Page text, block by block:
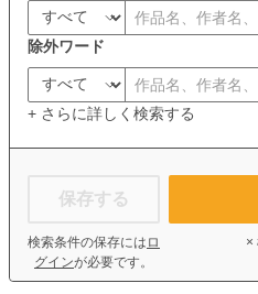
除外ワード
+ さらに詳しく検索する
保存する
検索条件の保存には ロ
グインが必要です。
×